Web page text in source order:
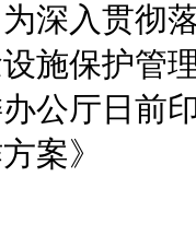
深入贯彻
施保护管
公厅日前
案》